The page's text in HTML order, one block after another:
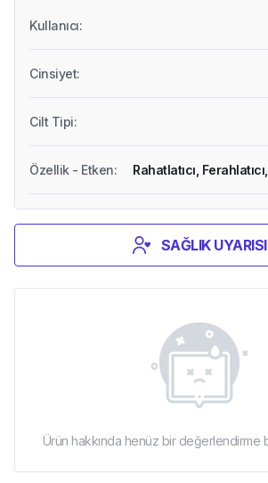
Kullanıcı:
Cinsiyet:
Cilt Tipi:
Özellik - Etken: Rahatlatıcı, Ferahlatıcı,
SAĞLIK UYARISI
Ürün hakkında henüz bir değerlendirme